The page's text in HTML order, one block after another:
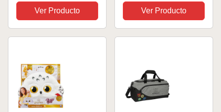
Capacidad 16 L
Ver Producto Ver Producto